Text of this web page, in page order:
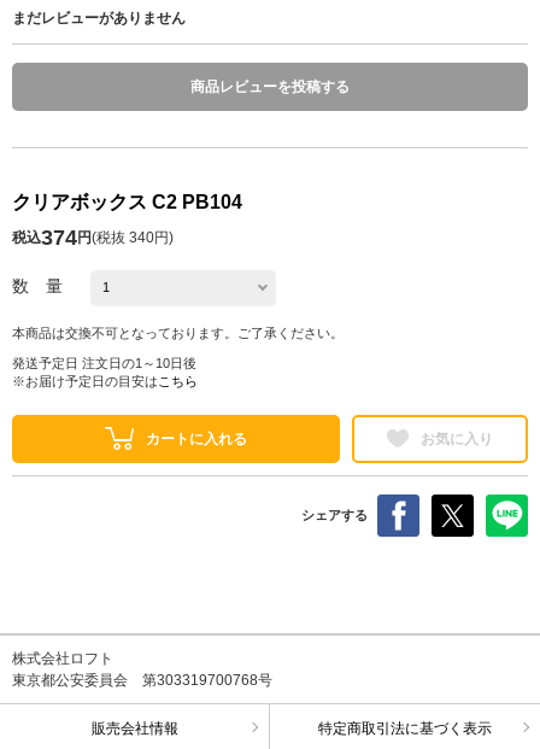
まだレビューがありません
商品レビューを投稿する
クリアボックス C2 PB104
税込374円(税抜 340円)
数 量
本商品は交換不可となっております。ご了承ください。
発送予定日 注文日の1～10日後
※お届け予定日の目安は こちら
カートに入れる お気に入り
シェアする
株式会社ロフト
東京都公安委員会 第303319700768号
販売会社情報 特定商取引法に基づく表示